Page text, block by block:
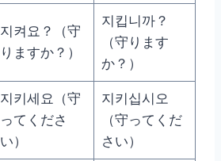
지켜요？（守
りますか？）
지킵니까？
（守ります
か？）
지키세요（守
ってくださ
い）
지키십시오
（守ってくだ
さい）